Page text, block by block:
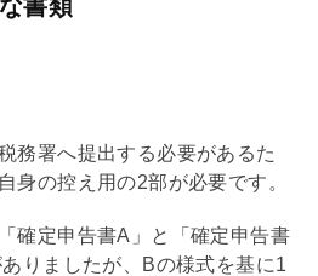
書類
務署へ提出する必要があるた
身の控え用の2部が必要です。
確定申告書A」と「確定申告書
りましたが、Bの様式を基に1